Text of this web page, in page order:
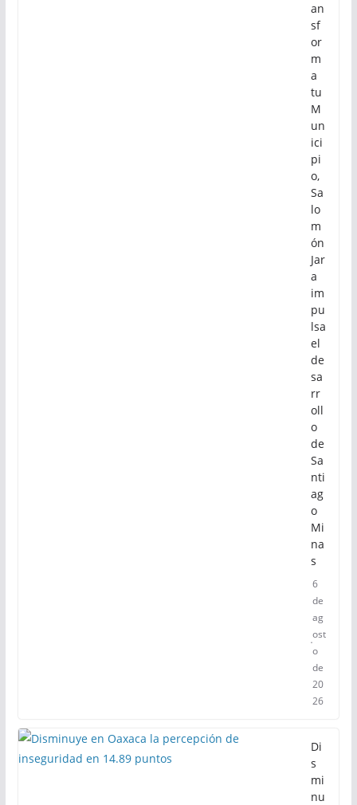
an
sf
or
m
a
tu
M
un
ici
pi
o,
Sa
lo
m
ón
Jar
a
im
pu
lsa
el
de
sa
rr
oll
o
de
Sa
nti
ag
o
Mi
na
s
6
de
ag
ost
o
de
20
26
Di
s
mi
nu